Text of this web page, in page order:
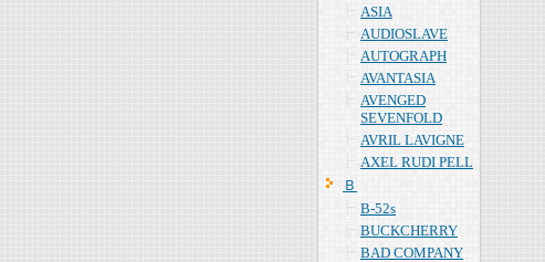
ASIA
AUDIOSLAVE
AUTOGRAPH
AVANTASIA
AVENGED
SEVENFOLD
AVRIL LAVIGNE
AXEL RUDI PELL
Ｂ
B-52s
BUCKCHERRY
BAD COMPANY